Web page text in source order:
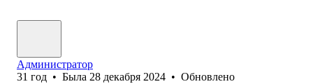
Администратор
31 год • Была 28 декабря 2024 • Обновлено